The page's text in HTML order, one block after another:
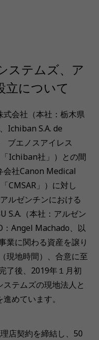
ステムズ、ア
立について
式会社（本社：栃木県
Ichiban S.A. de
ブエノスアイレス
Ichiban社」）との間
会社Canon Medical
CMSAR」）に対し
ルゼンチンにおける
S.A.（本社：アルゼン
Angel Machado、以
業に関わる資産を譲り
現地時間）、合意に至
了後、2019年１月初
テムズの現地法人と
めています。
店契約を締結し、50